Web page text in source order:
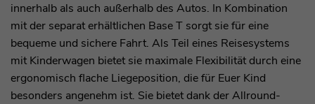
innerhalb als auch außerhalb des Autos. In Kombination
mit der separat erhältlichen Base T sorgt sie für eine
bequeme und sichere Fahrt. Als Teil eines Reisesystems
mit Kinderwagen bietet sie maximale Flexibilität durch eine
ergonomisch flache Liegeposition, die für Euer Kind
besonders angenehm ist. Sie bietet dank der Allround-